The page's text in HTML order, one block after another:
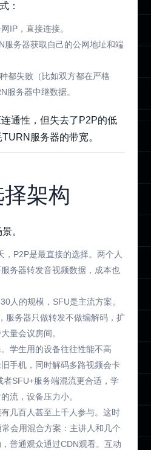
：
IP，直接连接。
服务器获取自己的公网地址和端
都失败（比如双方都在严格
服务器中继数据。
通性，但失去了P2P的低
服务器的带宽。
架构
。
，P2P是最直接的选择。两个人
务器转发音视频数据，成本也
人的规模，SFU是主流方案。
服务器只做转发不做编解码，扩
量会议房间。
学生用的设备往往性能不高
手机，同时解码多路视频会卡
SFU+服务端混流更合适，学
流，设备压力小。
几百人甚至上千人参与。这时
会用混合方案：主讲人和几个
普通观众通过CDN观看。互动